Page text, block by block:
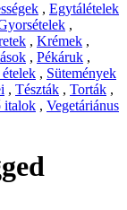
, Egytálételek
,
, Krémek ,
, Pékáruk ,
ételek , Sütemények
, Tészták , Torták ,
italok , Vegetáriánus